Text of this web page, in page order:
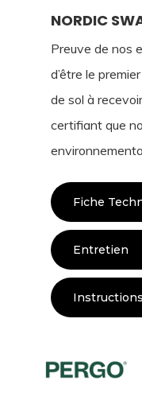
NORDIC
Preuve de nos
d’être le
de sol à
certifiant que
Fiche
Entretien